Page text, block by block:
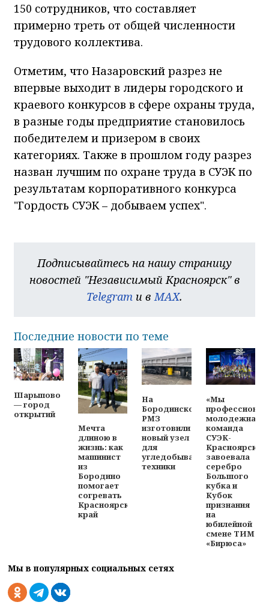
150 сотрудников, что составляет
примерно треть от общей численности
трудового коллектива.
Отметим, что Назаровский разрез не
впервые выходит в лидеры городского и
краевого конкурсов в сфере охраны труда,
в разные годы предприятие становилось
победителем и призером в своих
категориях. Также в прошлом году разрез
назван лучшим по охране труда в СУЭК по
результатам корпоративного конкурса
"Гордость СУЭК – добываем успех".
Подписывайтесь на нашу страницу
новостей "Независимый Красноярск" в
Telegram и в MAX.
Последние новости по теме
Шарыпово
— город
открытий
Мечта
длиною в
жизнь: как
машинист
из
Бородино
помогает
согревать
Красноярский
край
На
Бородинском
РМЗ
изготовили
новый узел
для
угледобывающей
техники
«Мы
молодежная
команда
СУЭК-
Красноярск
завоевала
серебро
Большого
кубка и
Кубок
признания
на
юбилейной
смене ТИМ
«Бирюса»
Мы в популярных социальных сетях